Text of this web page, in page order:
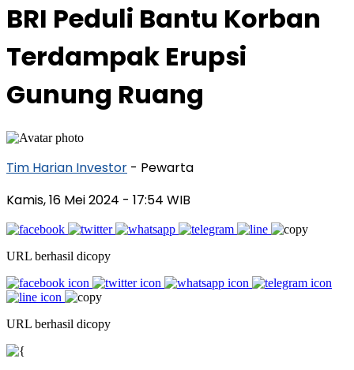
BRI Peduli Bantu Korban
Terdampak Erupsi
Gunung Ruang
Tim Harian Investor - Pewarta
Kamis, 16 Mei 2024 - 17:54 WIB
URL berhasil dicopy
URL berhasil dicopy